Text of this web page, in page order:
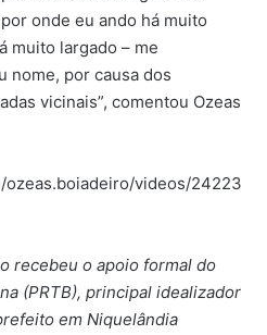
onde eu ando há muito
muito largado – me
nome, por causa dos
vicinais”, comentou Ozeas
videos/24223
recebeu o apoio formal do
(PRTB), principal idealizador
em Niquelândia